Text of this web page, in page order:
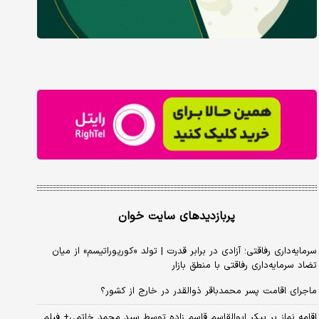
پربازدیدهای سایت خوان
سرمایه‌داری رفاقتی؛ آزادی در برابر قدرت | تولد «کورپوراتیسم» از میان
تضاد سرمایه‌داری رفاقتی با منطق بازار
ماجرای اقامت پسر محمدباقر ذوالقدر در خارج از کشور؟